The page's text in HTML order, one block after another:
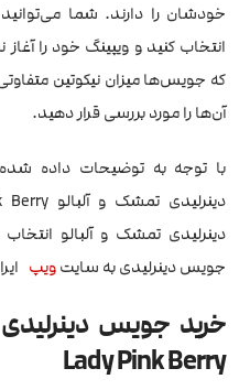
خودشان را دارند. شما
انتخاب کنید و ویپینگ خود را آغاز
که جویس‌ها میزان نیکوتین
آن‌ها را مورد بررسی قرار دهید.
با توجه به توضیحات داده
دینرلیدی تمشک و آلبالو
جویس دینرلیدی به سایتویپ
Lady Pink Berry